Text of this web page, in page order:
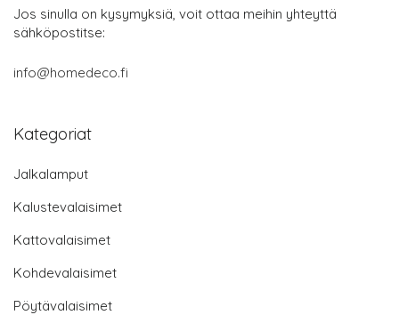
Jos sinulla on kysymyksiä, voit ottaa meihin yhteyttä
sähköpostitse:
info@homedeco.fi
Kategoriat
Jalkalamput
Kalustevalaisimet
Kattovalaisimet
Kohdevalaisimet
Pöytävalaisimet